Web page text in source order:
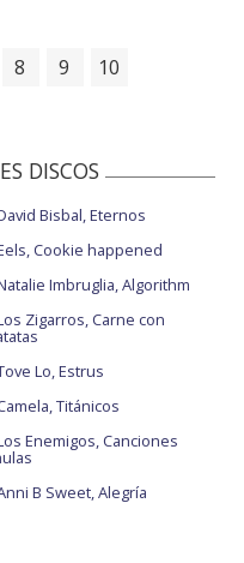
8 9 10
DISCOS
Bisbal, Eternos
Cookie happened
Imbruglia, Algorithm
Zigarros, Carne con
Lo, Estrus
Titánicos
Enemigos, Canciones
B Sweet, Alegría